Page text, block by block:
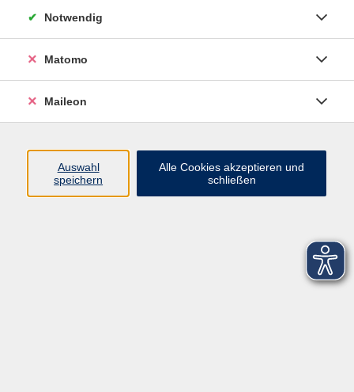
Notwendig
Matomo
Maileon
Auswahl
speichern
Alle Cookies akzeptieren und
schließen